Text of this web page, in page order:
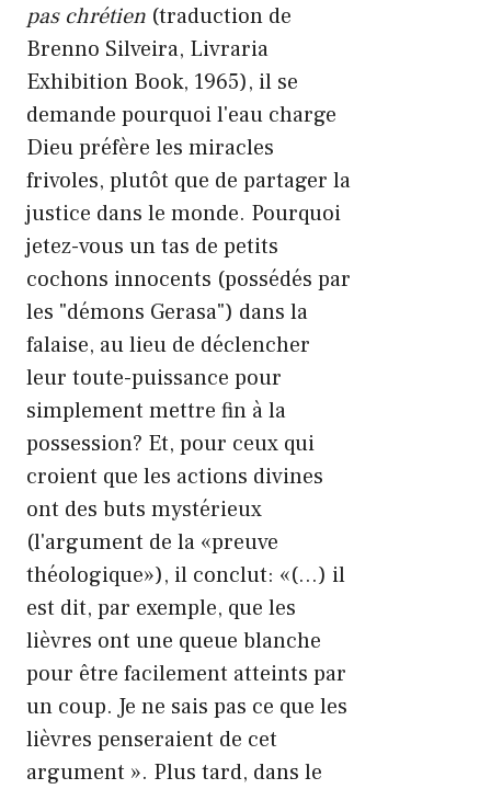
pas chrétien (traduction de
Brenno Silveira, Livraria
Exhibition Book, 1965), il se
demande pourquoi l'eau charge
Dieu préfère les miracles
frivoles, plutôt que de partager la
justice dans le monde. Pourquoi
jetez-vous un tas de petits
cochons innocents (possédés par
les "démons Gerasa") dans la
falaise, au lieu de déclencher
leur toute-puissance pour
simplement mettre fin à la
possession? Et, pour ceux qui
croient que les actions divines
ont des buts mystérieux
(l'argument de la «preuve
théologique»), il conclut: «(…) il
est dit, par exemple, que les
lièvres ont une queue blanche
pour être facilement atteints par
un coup. Je ne sais pas ce que les
lièvres penseraient de cet
argument ». Plus tard, dans le